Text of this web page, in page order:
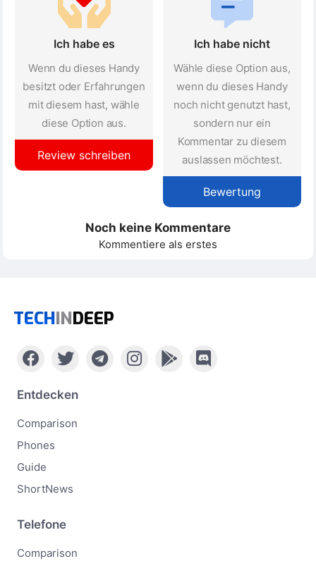
Ich habe es
Wenn du dieses Handy
besitzt oder Erfahrungen
mit diesem hast, wähle
diese Option aus.
Review schreiben
Ich habe nicht
Wähle diese Option aus,
wenn du dieses Handy
noch nicht genutzt hast,
sondern nur ein
Kommentar zu diesem
auslassen möchtest.
Bewertung
Noch keine Kommentare
Kommentiere als erstes
TECHINDEEP
Entdecken
Comparison
Phones
Guide
ShortNews
Telefone
Comparison